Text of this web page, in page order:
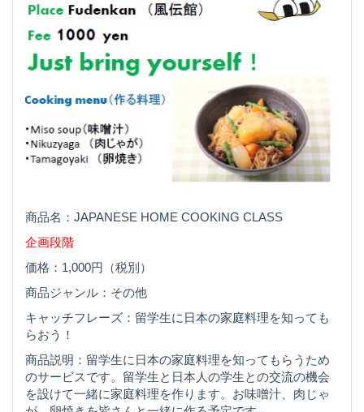
商品名：JAPANESE HOME COOKING CLASS
企画段階
価格：1,000円（税別）
商品ジャンル：その他
キャッチフレーズ：留学生に日本の家庭料理を知っても
らおう！
商品説明：留学生に日本の家庭料理を知ってもらうため
のサービスです。留学生と日本人の学生との交流の機会
を設けて一緒に家庭料理を作ります。お味噌汁、肉じゃ